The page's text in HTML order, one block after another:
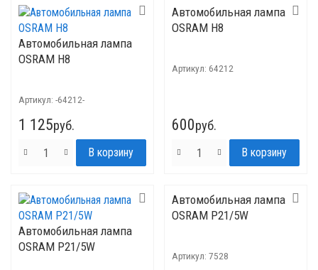
Автомобильная лампа
OSRAM H8
Артикул: -64212-
1 125руб.
Автомобильная лампа
OSRAM H8
Артикул: 64212
600руб.
Автомобильная лампа
OSRAM P21/5W
Автомобильная лампа
OSRAM P21/5W
Артикул: 7528